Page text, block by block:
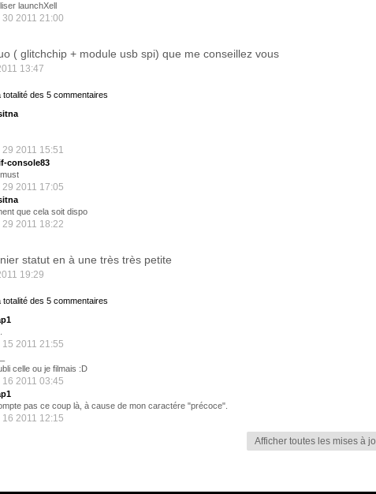
launchXell
30 2011 21:00
( glitchchip + module usb spi) que me conseillez vous
13:47
totalité des 5 commentaires
29 2011 15:51
console83
29 2011 17:05
que cela soit dispo
29 2011 18:22
statut en à une très très petite
19:29
totalité des 5 commentaires
15 2011 21:55
celle ou je filmais :D
16 2011 03:45
pas ce coup là, à cause de mon caractére "précoce".
16 2011 12:15
Afficher toutes les mises à